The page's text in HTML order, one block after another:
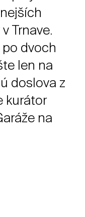
Trnave.
dvoch
len na
doslova z
kurátor
na